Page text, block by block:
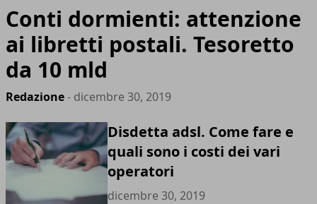
Conti dormienti: attenzione
ai libretti postali. Tesoretto
da 10 mld
Redazione- dicembre 30, 2019
Disdetta adsl. Come fare e
quali sono i costi dei vari
operatori
dicembre 30, 2019